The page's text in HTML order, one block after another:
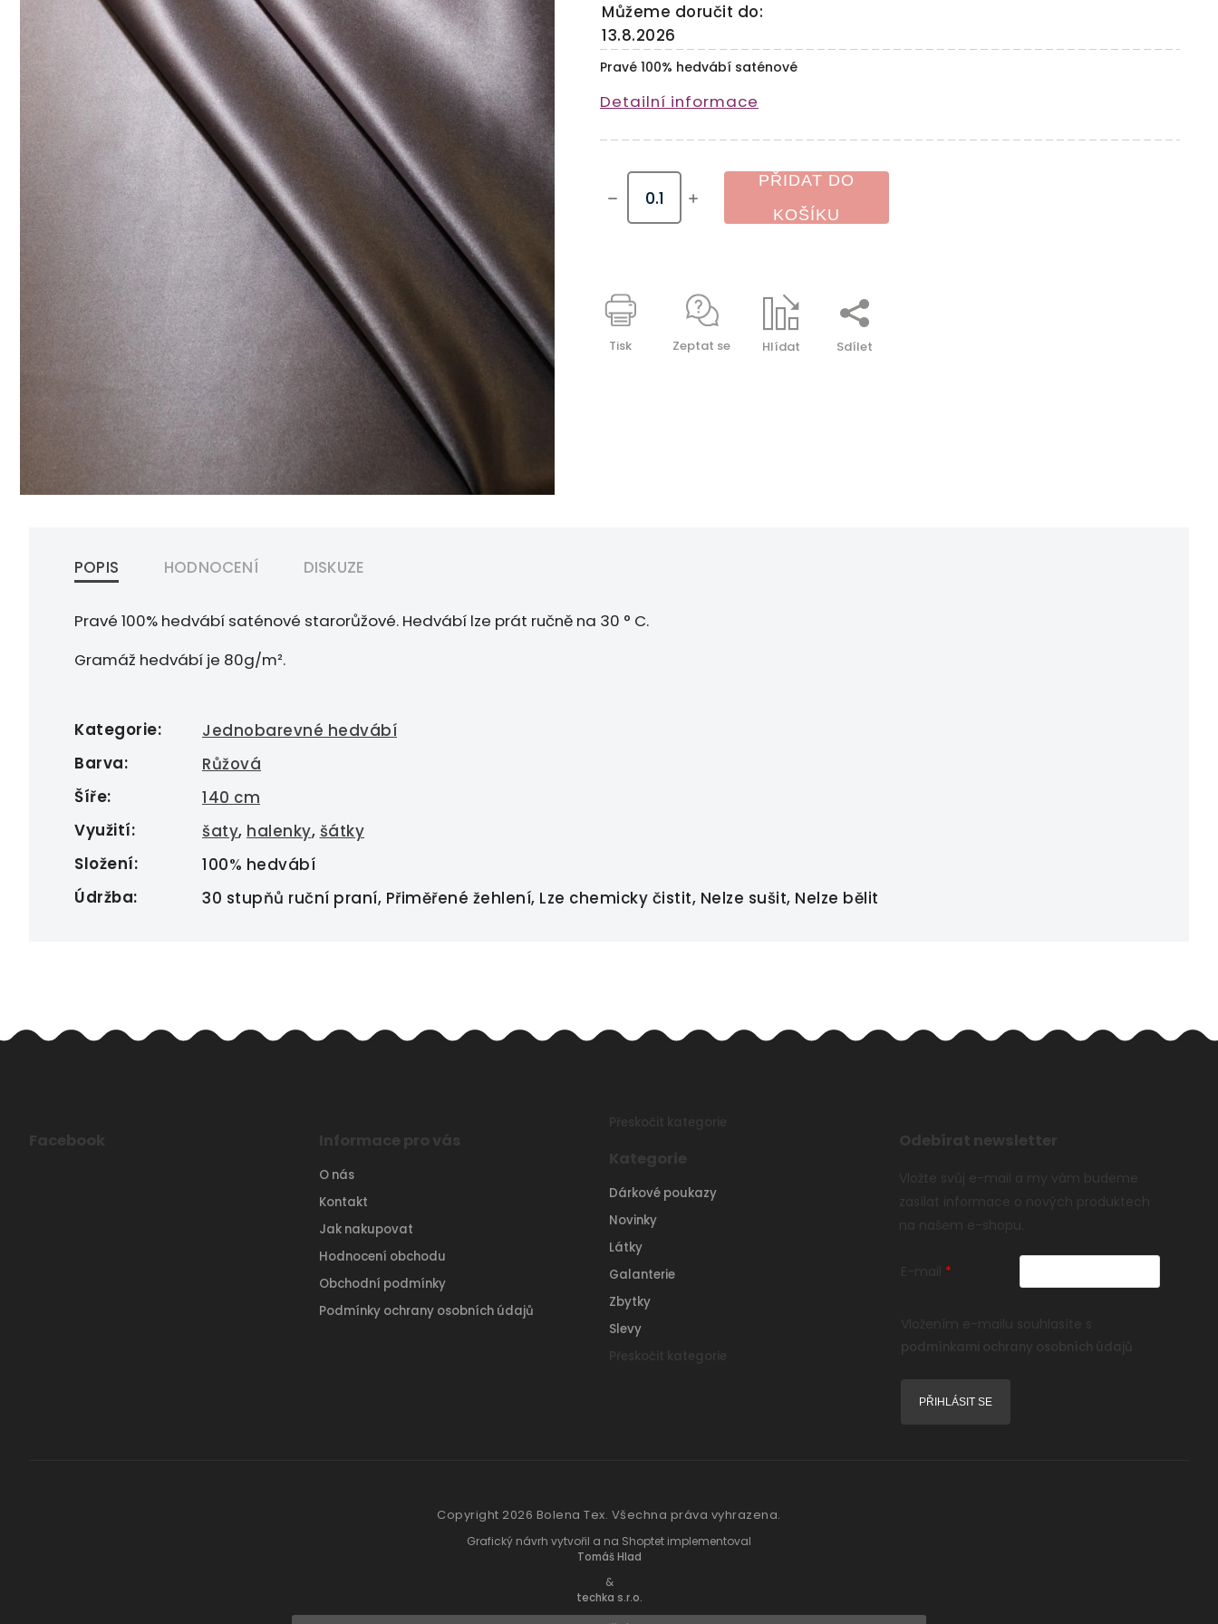
Můžeme doručit do:
13.8.2026
PŘIDAT DO
KOŠÍKU
Pravé 100% hedvábí saténové
Detailní informace
Tisk Zeptat se Hlídat Sdílet
POPIS HODNOCENÍ DISKUZE
Pravé 100% hedvábí saténové starorůžové. Hedvábí lze prát ručně na 30 ° C.
Gramáž hedvábí je 80g/m².
Kategorie:
Jednobarevné hedvábí
Barva:
Růžová
Šíře:
140 cm
Využití: šaty, halenky, šátky
Složení:
100% hedvábí
Údržba: 30 stupňů ruční praní, Přiměřené žehlení, Lze chemicky čistit, Nelze sušit, Nelze bělit
Facebook Informace pro vás
O nás
Kontakt
Jak nakupovat
Hodnocení obchodu
Obchodní podmínky
Podmínky ochrany osobních údajů
Přeskočit kategorie
Kategorie
Dárkové poukazy
Novinky
Látky
Galanterie
Zbytky
Slevy
Přeskočit kategorie
Odebírat newsletter
Vložte svůj e-mail a my vám budeme
zasílat informace o nových produktech
na našem e-shopu.
E-mail
Vložením e-mailu souhlasíte s
podmínkami ochrany osobních údajů
PŘIHLÁSIT SE
Copyright 2026 Bolena Tex. Všechna práva vyhrazena.
Grafický návrh vytvořil a na Shoptet implementoval
Tomáš Hlad
&
techka s.r.o.